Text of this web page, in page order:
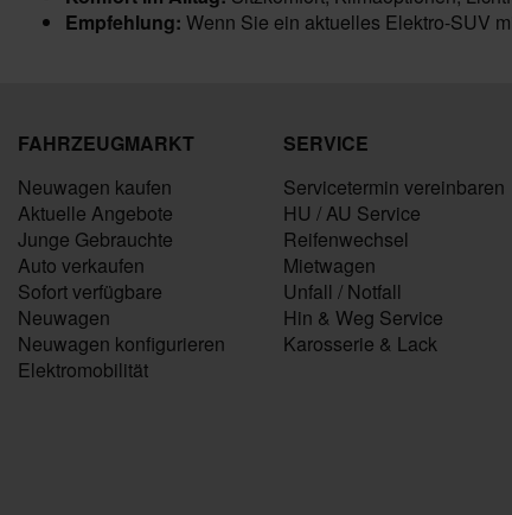
Empfehlung: Wenn Sie ein aktuelles Elektro-SUV
FAHRZEUGMARKT
Neuwagen kaufen
Aktuelle Angebote
Junge Gebrauchte
Auto verkaufen
Sofort verfügbare
Neuwagen
Neuwagen konfigurieren
Elektromobilität
SERVICE
Servicetermin vereinbaren
HU / AU Service
Reifenwechsel
Mietwagen
Unfall / Notfall
Hin & Weg Service
Karosserie & Lack